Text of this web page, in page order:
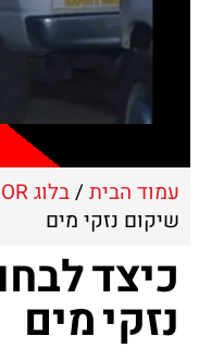
עמוד הבית /בלוג BELFOR
שיקום נזקי מים
כיצד
נזקי מים